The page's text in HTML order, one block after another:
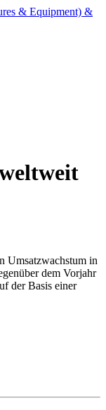
Umsatzwachstum in
dem Vorjahr
der Basis einer